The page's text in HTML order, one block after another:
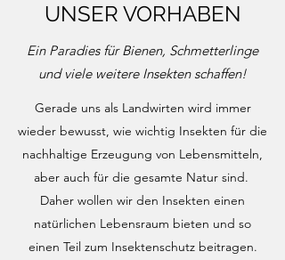
UNSER VORHABEN
Ein Paradies für Bienen, Schmetterlinge
und viele weitere Insekten schaffen!
Gerade uns als Landwirten wird immer
wieder bewusst, wie wichtig Insekten für die
nachhaltige Erzeugung von Lebensmitteln,
aber auch für die gesamte Natur sind.
Daher wollen wir den Insekten einen
natürlichen Lebensraum bieten und so
einen Teil zum Insektenschutz beitragen.